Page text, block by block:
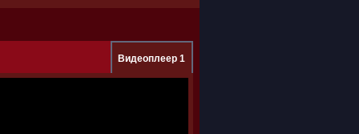
Видеоплеер 1